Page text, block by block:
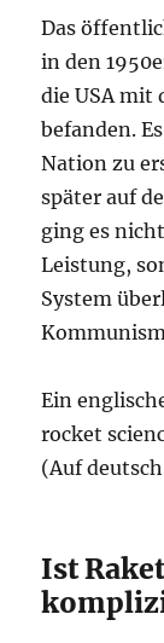
Das
in den
die USA mit
befanden.
Nation zu
später auf
ging es
Leistung,
System
Ein
rocket
(Auf
Ist